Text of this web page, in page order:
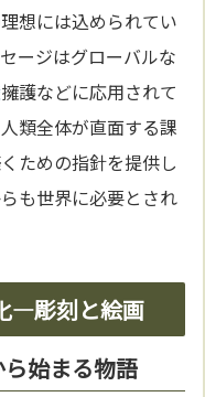
想には込められてい
ージはグローバルな
擁護などに応用されて
類全体が直面する課
ための指針を提供し
も世界に必要とされ
—彫刻と絵画
始まる物語